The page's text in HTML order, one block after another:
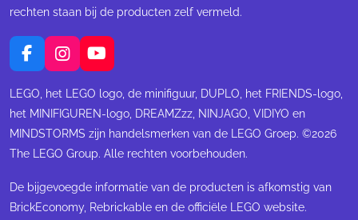
rechten staan bij de producten zelf vermeld.
F
a
c
e
o
o
I
n
s
t
g
r
m
Y
o
u
T
u
b
e
LEGO, het LEGO logo, de minifiguur, DUPLO, het FRIENDS-logo,
het MINIFIGUREN-logo, DREAMZzz, NINJAGO, VIDIYO en
MINDSTORMS zijn handelsmerken van de LEGO Groep. ©2026
The LEGO Group. Alle rechten voorbehouden.
De bijgevoegde informatie van de producten is afkomstig van
BrickEconomy, Rebrickable en de officiële LEGO website.